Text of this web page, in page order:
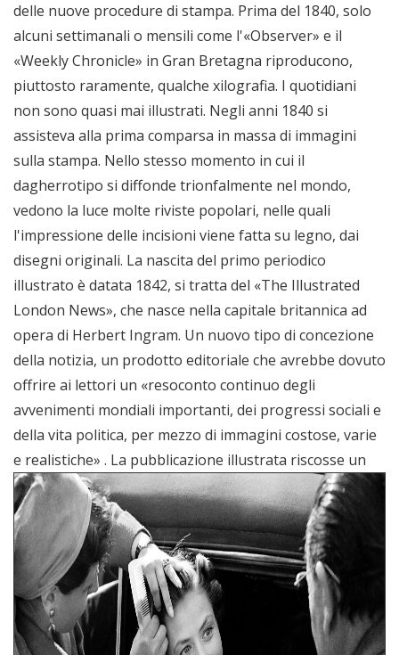
delle nuove procedure di stampa. Prima del 1840, solo
alcuni settimanali o mensili come l'«Observer» e il
«Weekly Chronicle» in Gran Bretagna riproducono,
piuttosto raramente, qualche xilografia. I quotidiani
non sono quasi mai illustrati. Negli anni 1840 si
assisteva alla prima comparsa in massa di immagini
sulla stampa. Nello stesso momento in cui il
dagherrotipo si diffonde trionfalmente nel mondo,
vedono la luce molte riviste popolari, nelle quali
l'impressione delle incisioni viene fatta su legno, dai
disegni originali. La nascita del primo periodico
illustrato è datata 1842, si tratta del «The Illustrated
London News», che nasce nella capitale britannica ad
opera di Herbert Ingram. Un nuovo tipo di concezione
della notizia, un prodotto editoriale che avrebbe dovuto
offrire ai lettori un «resoconto continuo degli
avvenimenti mondiali importanti, dei progressi sociali e
della vita politica, per mezzo di immagini costose, varie
e realistiche» . La pubblicazione illustrata riscosse un